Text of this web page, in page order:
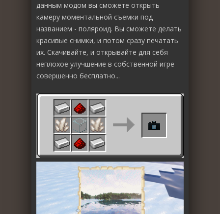
данным модом вы сможете открыть
камеру моментальной съемки под
названием - поляроид. Вы сможете делать
красивые снимки, и потом сразу печатать
их. Скачивайте, и открывайте для себя
неплохое улучшение в собственной игре
совершенно бесплатно...